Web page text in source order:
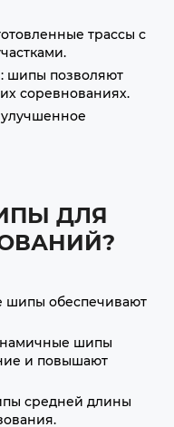
трассы с
шипы позволяют
соревнованиях.
ДЛЯ
шипы обеспечивают
шипы
и повышают
средней длины